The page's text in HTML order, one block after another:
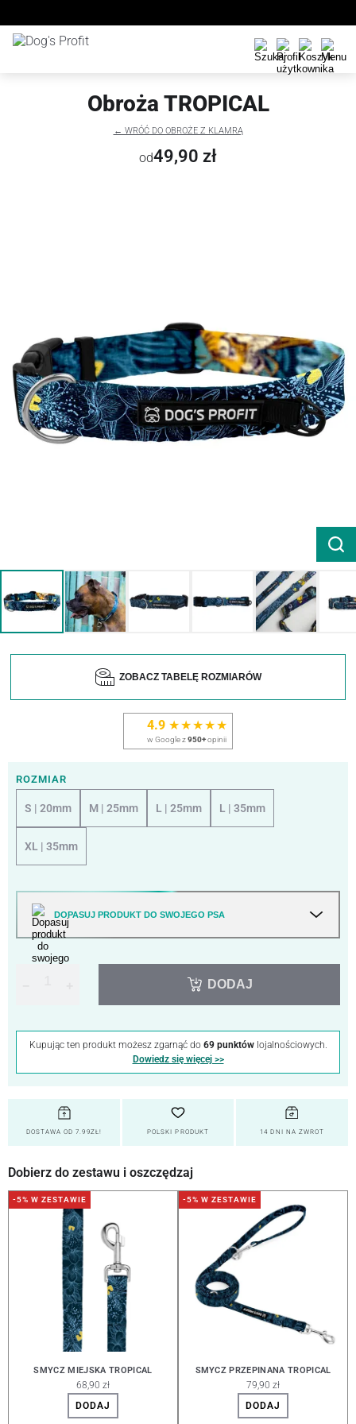
Obroża TROPICAL
← WRÓĆ DO OBROŻE Z KLAMRĄ
od49,90 zł
ZOBACZ TABELĘ ROZMIARÓW
4.9 ★★★★★
w Google z950+opinii
ROZMIAR
S | 20mm M | 25mm L | 25mm L | 35mm
XL | 35mm
DOPASUJ PRODUKT DO SWOJEGO PSA
DODAJ
Kupując ten produkt możesz zgarnąć do 69 punktówlojalnościowych.
Dowiedz się więcej >>
DOSTAWA OD 7.99ZŁ! POLSKI PRODUKT 14 DNI NA ZWROT
Dobierz do zestawu i oszczędzaj
-5% W ZESTAWIE
SMYCZ MIEJSKA TROPICAL
68,90 zł
DODAJ
-5% W ZESTAWIE
SMYCZ PRZEPINANA TROPICAL
79,90 zł
DODAJ